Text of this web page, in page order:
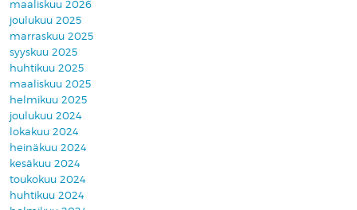
maaliskuu 2026
joulukuu 2025
marraskuu 2025
syyskuu 2025
huhtikuu 2025
maaliskuu 2025
helmikuu 2025
joulukuu 2024
lokakuu 2024
heinäkuu 2024
kesäkuu 2024
toukokuu 2024
huhtikuu 2024